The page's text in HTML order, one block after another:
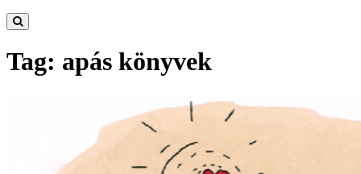
Tag: apás könyvek